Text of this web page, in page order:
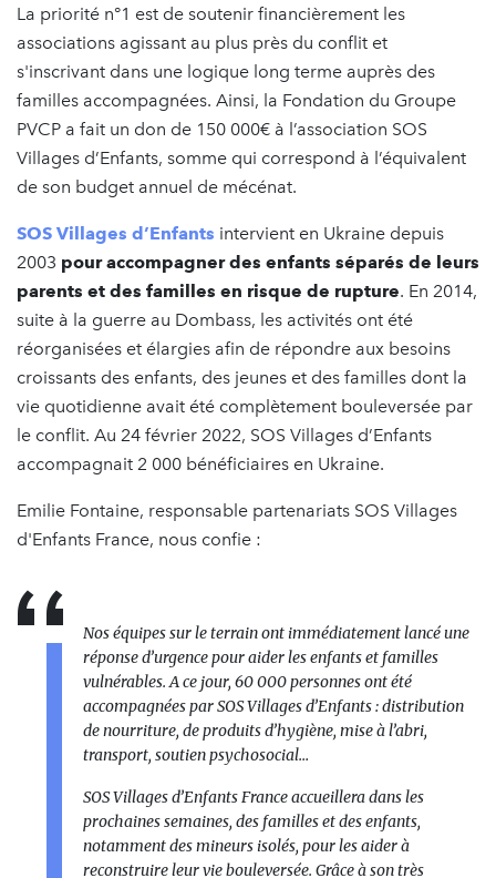
La priorité n°1 est de soutenir financièrement les
associations agissant au plus près du conflit et
s'inscrivant dans une logique long terme auprès des
familles accompagnées. Ainsi, la Fondation du Groupe
PVCP a fait un don de 150 000€ à l’association SOS
Villages d’Enfants, somme qui correspond à l’équivalent
de son budget annuel de mécénat.
SOS Villages d’Enfants intervient en Ukraine depuis
2003 pour accompagner des enfants séparés de leurs
parents et des familles en risque de rupture. En 2014,
suite à la guerre au Dombass, les activités ont été
réorganisées et élargies afin de répondre aux besoins
croissants des enfants, des jeunes et des familles dont la
vie quotidienne avait été complètement bouleversée par
le conflit. Au 24 février 2022, SOS Villages d’Enfants
accompagnait 2 000 bénéficiaires en Ukraine.
Emilie Fontaine, responsable partenariats SOS Villages
d'Enfants France, nous confie :
Nos équipes sur le terrain ont immédiatement lancé une
réponse d’urgence pour aider les enfants et familles
vulnérables. A ce jour, 60 000 personnes ont été
accompagnées par SOS Villages d’Enfants : distribution
de nourriture, de produits d’hygiène, mise à l’abri,
transport, soutien psychosocial…
SOS Villages d’Enfants France accueillera dans les
prochaines semaines, des familles et des enfants,
notamment des mineurs isolés, pour les aider à
reconstruire leur vie bouleversée. Grâce à son très